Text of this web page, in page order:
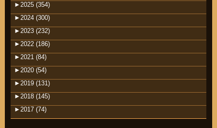
► 2025 (354)
► 2024 (300)
► 2023 (232)
► 2022 (186)
► 2021 (84)
► 2020 (54)
► 2019 (131)
► 2018 (145)
► 2017 (74)